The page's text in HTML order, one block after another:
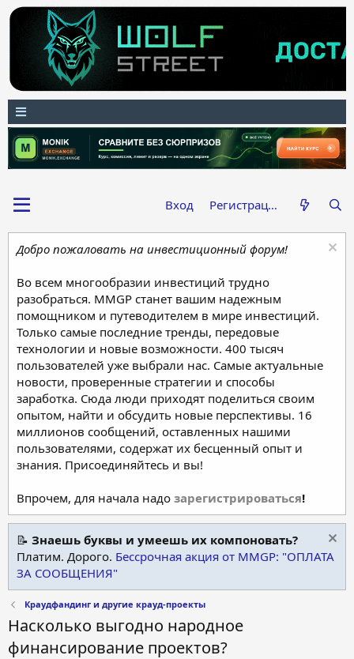
Вход Регистрация
Добро пожаловать на инвестиционный форум!
Во всем многообразии инвестиций трудно
разобраться. MMGP станет вашим надежным
помощником и путеводителем в мире инвестиций.
Только самые последние тренды, передовые
технологии и новые возможности. 400 тысяч
пользователей уже выбрали нас. Самые актуальные
новости, проверенные стратегии и способы
заработка. Сюда люди приходят поделиться своим
опытом, найти и обсудить новые перспективы. 16
миллионов сообщений, оставленных нашими
пользователями, содержат их бесценный опыт и
знания. Присоединяйтесь и вы!
Впрочем, для начала надо зарегистрироваться!
📝 Знаешь буквы и умеешь их компоновать?
Платим. Дорого. Бессрочная акция от MMGP: "ОПЛАТА
ЗА СООБЩЕНИЯ"
Краудфандинг и другие крауд-проекты
Насколько выгодно народное
финансирование проектов?